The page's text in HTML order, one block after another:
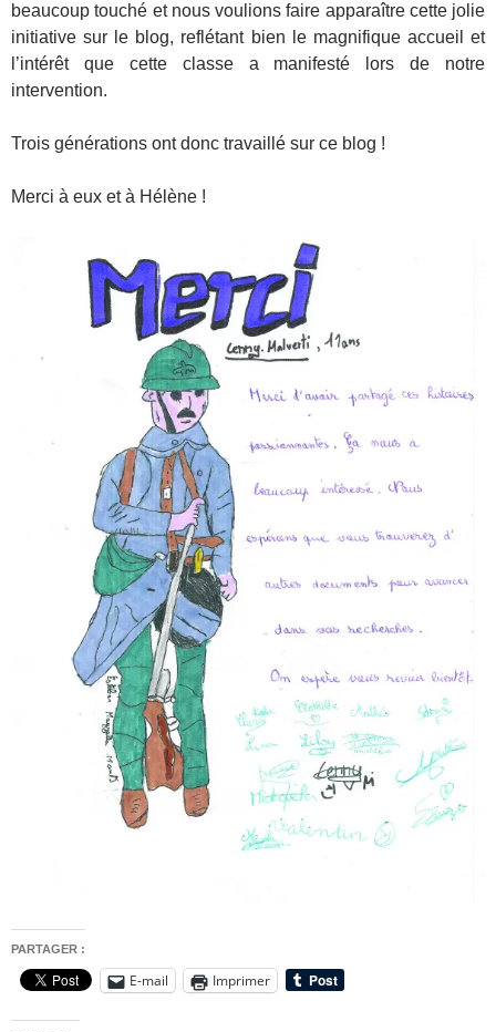
beaucoup touché et nous voulions faire apparaître cette jolie
initiative sur le blog, reflétant bien le magnifique accueil et
l’intérêt que cette classe a manifesté lors de notre
intervention.
Trois générations ont donc travaillé sur ce blog !
Merci à eux et à Hélène !
PARTAGER :
E-mail Imprimer